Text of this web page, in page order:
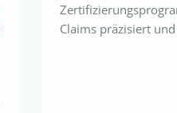
Claims präzisiert